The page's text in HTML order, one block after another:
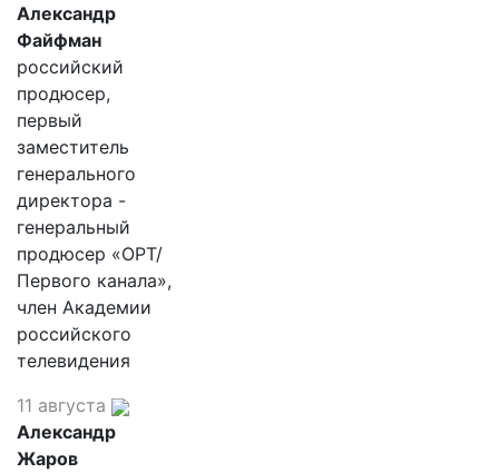
Александр
Файфман
российский
продюсер,
первый
заместитель
генерального
директора -
генеральный
продюсер «ОРТ/
Первого канала»,
член Академии
российского
телевидения
11 августа
Александр
Жаров